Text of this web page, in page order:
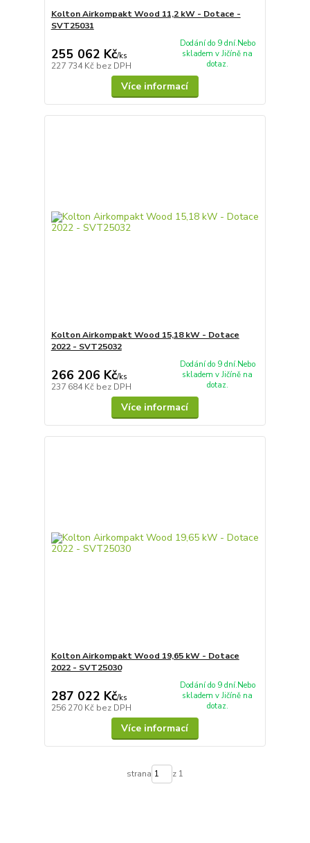
Kolton Airkompakt Wood 11,2 kW - Dotace -
SVT25031
255 062 Kč/ks
227 734 Kč bez DPH
Dodání do 9 dní.Nebo
skladem v Jičíně na
dotaz.
Více informací
Kolton Airkompakt Wood 15,18 kW - Dotace
2022 - SVT25032
266 206 Kč/ks
237 684 Kč bez DPH
Dodání do 9 dní.Nebo
skladem v Jičíně na
dotaz.
Více informací
Kolton Airkompakt Wood 19,65 kW - Dotace
2022 - SVT25030
287 022 Kč/ks
256 270 Kč bez DPH
Dodání do 9 dní.Nebo
skladem v Jičíně na
dotaz.
Více informací
strana z 1